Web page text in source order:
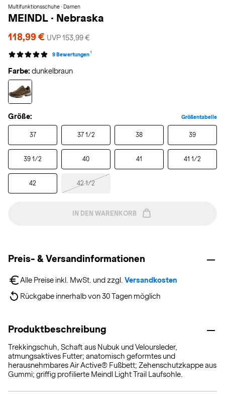
Multifunktionsschuhe · Damen
MEINDL · Nebraska
118,99 € UVP 153,99 €
9 Bewertungen 1
Farbe: dunkelbraun
Größe: Größentabelle
37 37 1/2 38 39
39 1/2 40 41 41 1/2
42 42 1/2
IN DEN WARENKORB
Preis- & Versandinformationen
Alle Preise inkl. MwSt. und zzgl. Versandkosten
Rückgabe innerhalb von 30 Tagen möglich
Produktbeschreibung
Trekkingschuh, Schaft aus Nubuk und Veloursleder,
atmungsaktives Futter; anatomisch geformtes und
herausnehmbares Air Active® Fußbett; Zehenschutzkappe aus
Gummi; griffig profilierte Meindl Light Trail Laufsohle.